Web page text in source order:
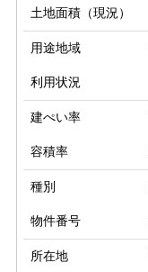
土地面積（現況）
用途地域
利用状況
建ぺい率
容積率
種別
物件番号
所在地